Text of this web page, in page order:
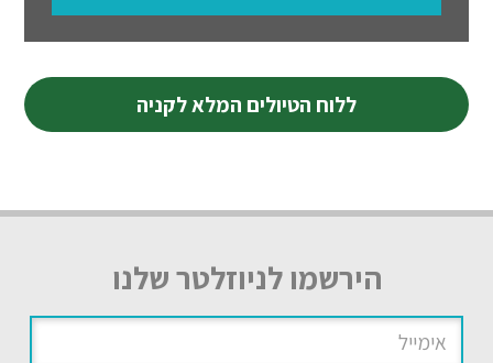
ללוח הטיולים המלא לקניה
הירשמו לניוזלטר שלנו